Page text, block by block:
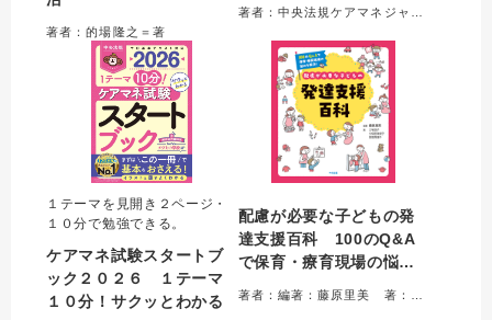
し、医療・福祉・法務の各分
野を横断した他書にはない包
括的な実践解説が特長。
著者：的場隆之＝著
１テーマを見開き２ページ・
１０分で勉強できる。
ケアマネ試験スタートブ
ック２０２６ １テーマ
１０分！サクッとわかる
配慮が必要な子どもの発
達支援百科 100のQ&A
で保育・療育現場の悩み